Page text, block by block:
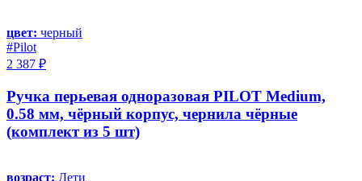
цвет: черный
#Pilot
2 387 ₽
Ручка перьевая одноразовая PILOT Medium,
0.58 мм, чёрный корпус, чернила чёрные
(комплект из 5 шт)
возраст: Дети